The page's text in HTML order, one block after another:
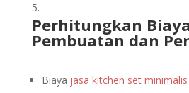
Perhitungkan
Pembuatan dan
Biaya jasa kitchen set minimalis